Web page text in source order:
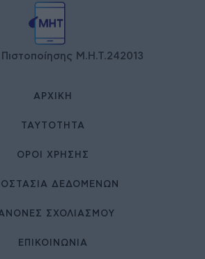
Μ.Η.Τ.242013
ΑΡΧΙΚΉ
ΤΑΥΤΌΤΗΤΑ
ΌΡΟΙ ΧΡΉΣΗΣ
ΔΕΔΟΜΕΝΩΝ
ΣΧΟΛΙΑΣΜΟΥ
ΕΠΙΚΟΙΝΩΝΊΑ